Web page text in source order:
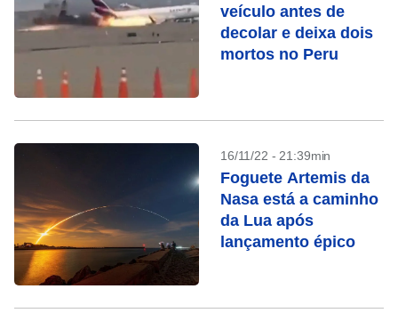
veículo antes de
decolar e deixa dois
mortos no Peru
16/11/22 - 21:39min
Foguete Artemis da
Nasa está a caminho
da Lua após
lançamento épico